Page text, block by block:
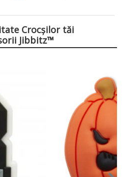
Crocșilor tăi
Jibbitz™